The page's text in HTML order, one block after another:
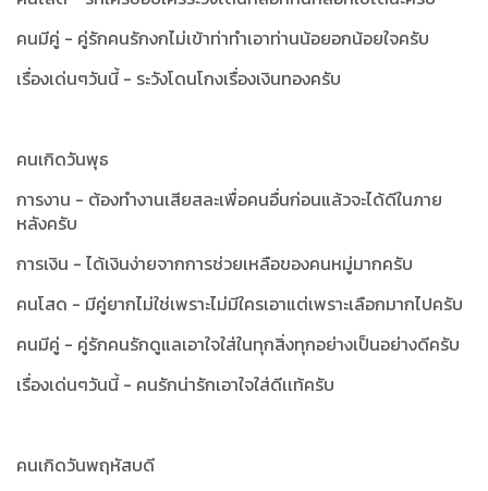
คนมีคู่ - คู่รักคนรักงกไม่เข้าท่าทำเอาท่านน้อยอกน้อยใจครับ
เรื่องเด่นๆวันนี้ - ระวังโดนโกงเรื่องเงินทองครับ
คนเกิดวันพุธ
การงาน - ต้องทำงานเสียสละเพื่อคนอื่นก่อนแล้วจะได้ดีในภาย
หลังครับ
การเงิน - ได้เงินง่ายจากการช่วยเหลือของคนหมู่มากครับ
คนโสด - มีคู่ยากไม่ใช่เพราะไม่มีใครเอาแต่เพราะเลือกมากไปครับ
คนมีคู่ - คู่รักคนรักดูแลเอาใจใส่ในทุกสิ่งทุกอย่างเป็นอย่างดีครับ
เรื่องเด่นๆวันนี้ - คนรักน่ารักเอาใจใส่ดีเเท้ครับ
คนเกิดวันพฤหัสบดี